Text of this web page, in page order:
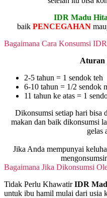
IDR Madu
baik PENCEGAHAN
Bagaimana Cara Konsumsi
Aturan
2-5 tahun = 1 sendok teh
6-10 tahun = 1/2 sendok
11 tahun ke atas = 1
Dikonsumsi setiap hari bisa
makan dan baik dikonsumsi
gelas
Jika Anda mempunyai
Bagaimana Jika Dikonsumsi
Tidak Perlu KhawatirIDR
untuk ibu hamil mulai dari usia